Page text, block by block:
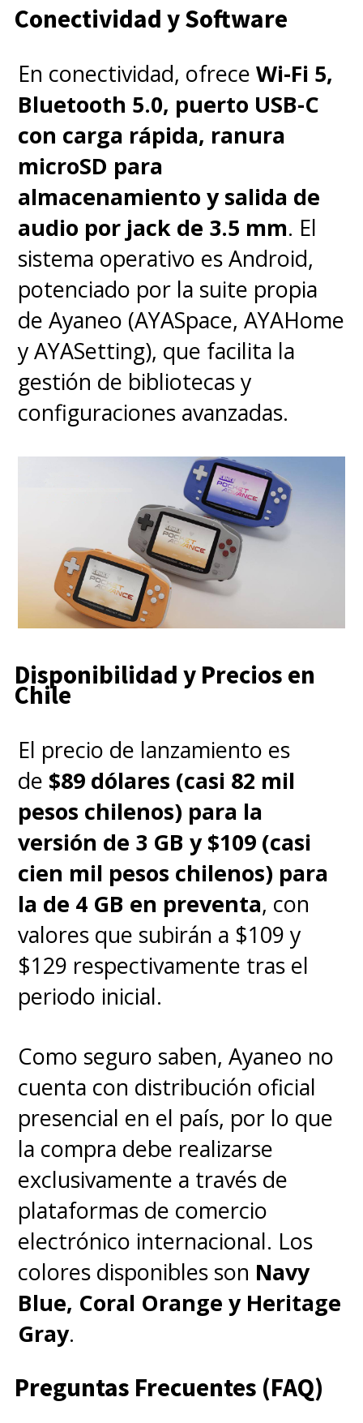
Conectividad y Software
En conectividad, ofreceWi-Fi 5,
Bluetooth 5.0, puerto USB-C
con carga rápida, ranura
microSD para
almacenamiento y salida de
audio por jack de 3.5 mm. El
sistema operativo es Android,
potenciado por la suite propia
de Ayaneo (AYASpace, AYAHome
y AYASetting), que facilita la
gestión de bibliotecas y
configuraciones avanzadas.
Disponibilidad y Precios en
Chile
El precio de lanzamiento es
de $89 dólares (casi 82 mil
pesos chilenos) para la
versión de 3 GB y $109 (casi
cien mil pesos chilenos) para
la de 4 GB en preventa, con
valores que subirán a $109 y
$129 respectivamente tras el
periodo inicial.
Como seguro saben, Ayaneo no
cuenta con distribución oficial
presencial en el país, por lo que
la compra debe realizarse
exclusivamente a través de
plataformas de comercio
electrónico internacional. Los
colores disponibles son Navy
Blue, Coral Orange y Heritage
Gray.
Preguntas Frecuentes (FAQ)